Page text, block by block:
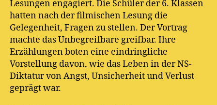
Lesungen engagiert. Die Schüler der 6. Klassen
hatten nach der filmischen Lesung die
Gelegenheit, Fragen zu stellen. Der Vortrag
machte das Unbegreifbare greifbar. Ihre
Erzählungen boten eine eindringliche
Vorstellung davon, wie das Leben in der NS-
Diktatur von Angst, Unsicherheit und Verlust
geprägt war.